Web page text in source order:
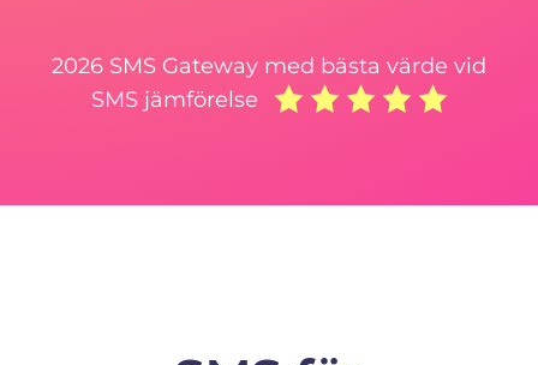
2026 SMS Gateway med bästa värde vid
SMS jämförelse